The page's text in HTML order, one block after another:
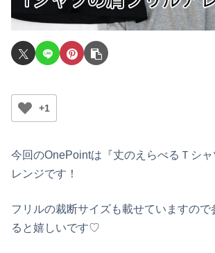
+1
今回のOnePointは『丈のえらべるＴシ
レンジです！
フリルの裁断サイズも載せていますので
ると嬉しいです♡